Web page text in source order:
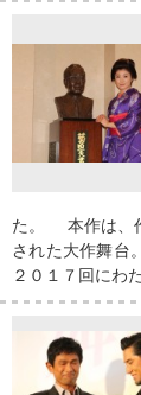
た。 本作は、
された大作舞台
２０１７回にわ